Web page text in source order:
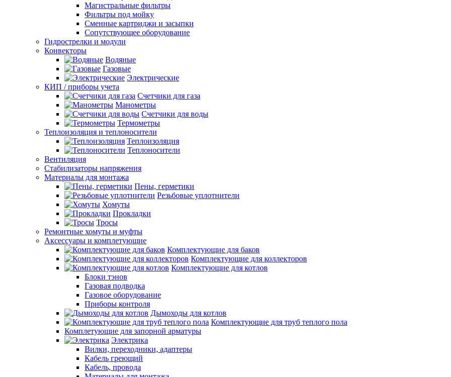
Магистральные фильтры
Фильтры под мойку
Сменные картриджи и засыпки
Сопутствующее оборудование
Гидрострелки и модули
Конвекторы
Водяные
Газовые
Электрические
КИП / приборы учета
Счетчики для газа
Манометры
Счетчики для воды
Термометры
Теплоизоляция и теплоносители
Теплоизоляция
Теплоносители
Вентиляция
Стабилизаторы напряжения
Материалы для монтажа
Пены, герметики
Резьбовые уплотнители
Хомуты
Прокладки
Тросы
Ремонтные хомуты и муфты
Аксессуары и комплетующие
Комплектующие для баков
Комплектующие для коллекторов
Комплектующие для котлов
Блоки тэнов
Газовая подводка
Газовое оборудование
Приборы контроля
Дымоходы для котлов
Комплектующие для труб теплого пола
Комплетующие для запорной арматуры
Электрика
Вилки, переходники, адаптеры
Кабель греющий
Кабель, провода